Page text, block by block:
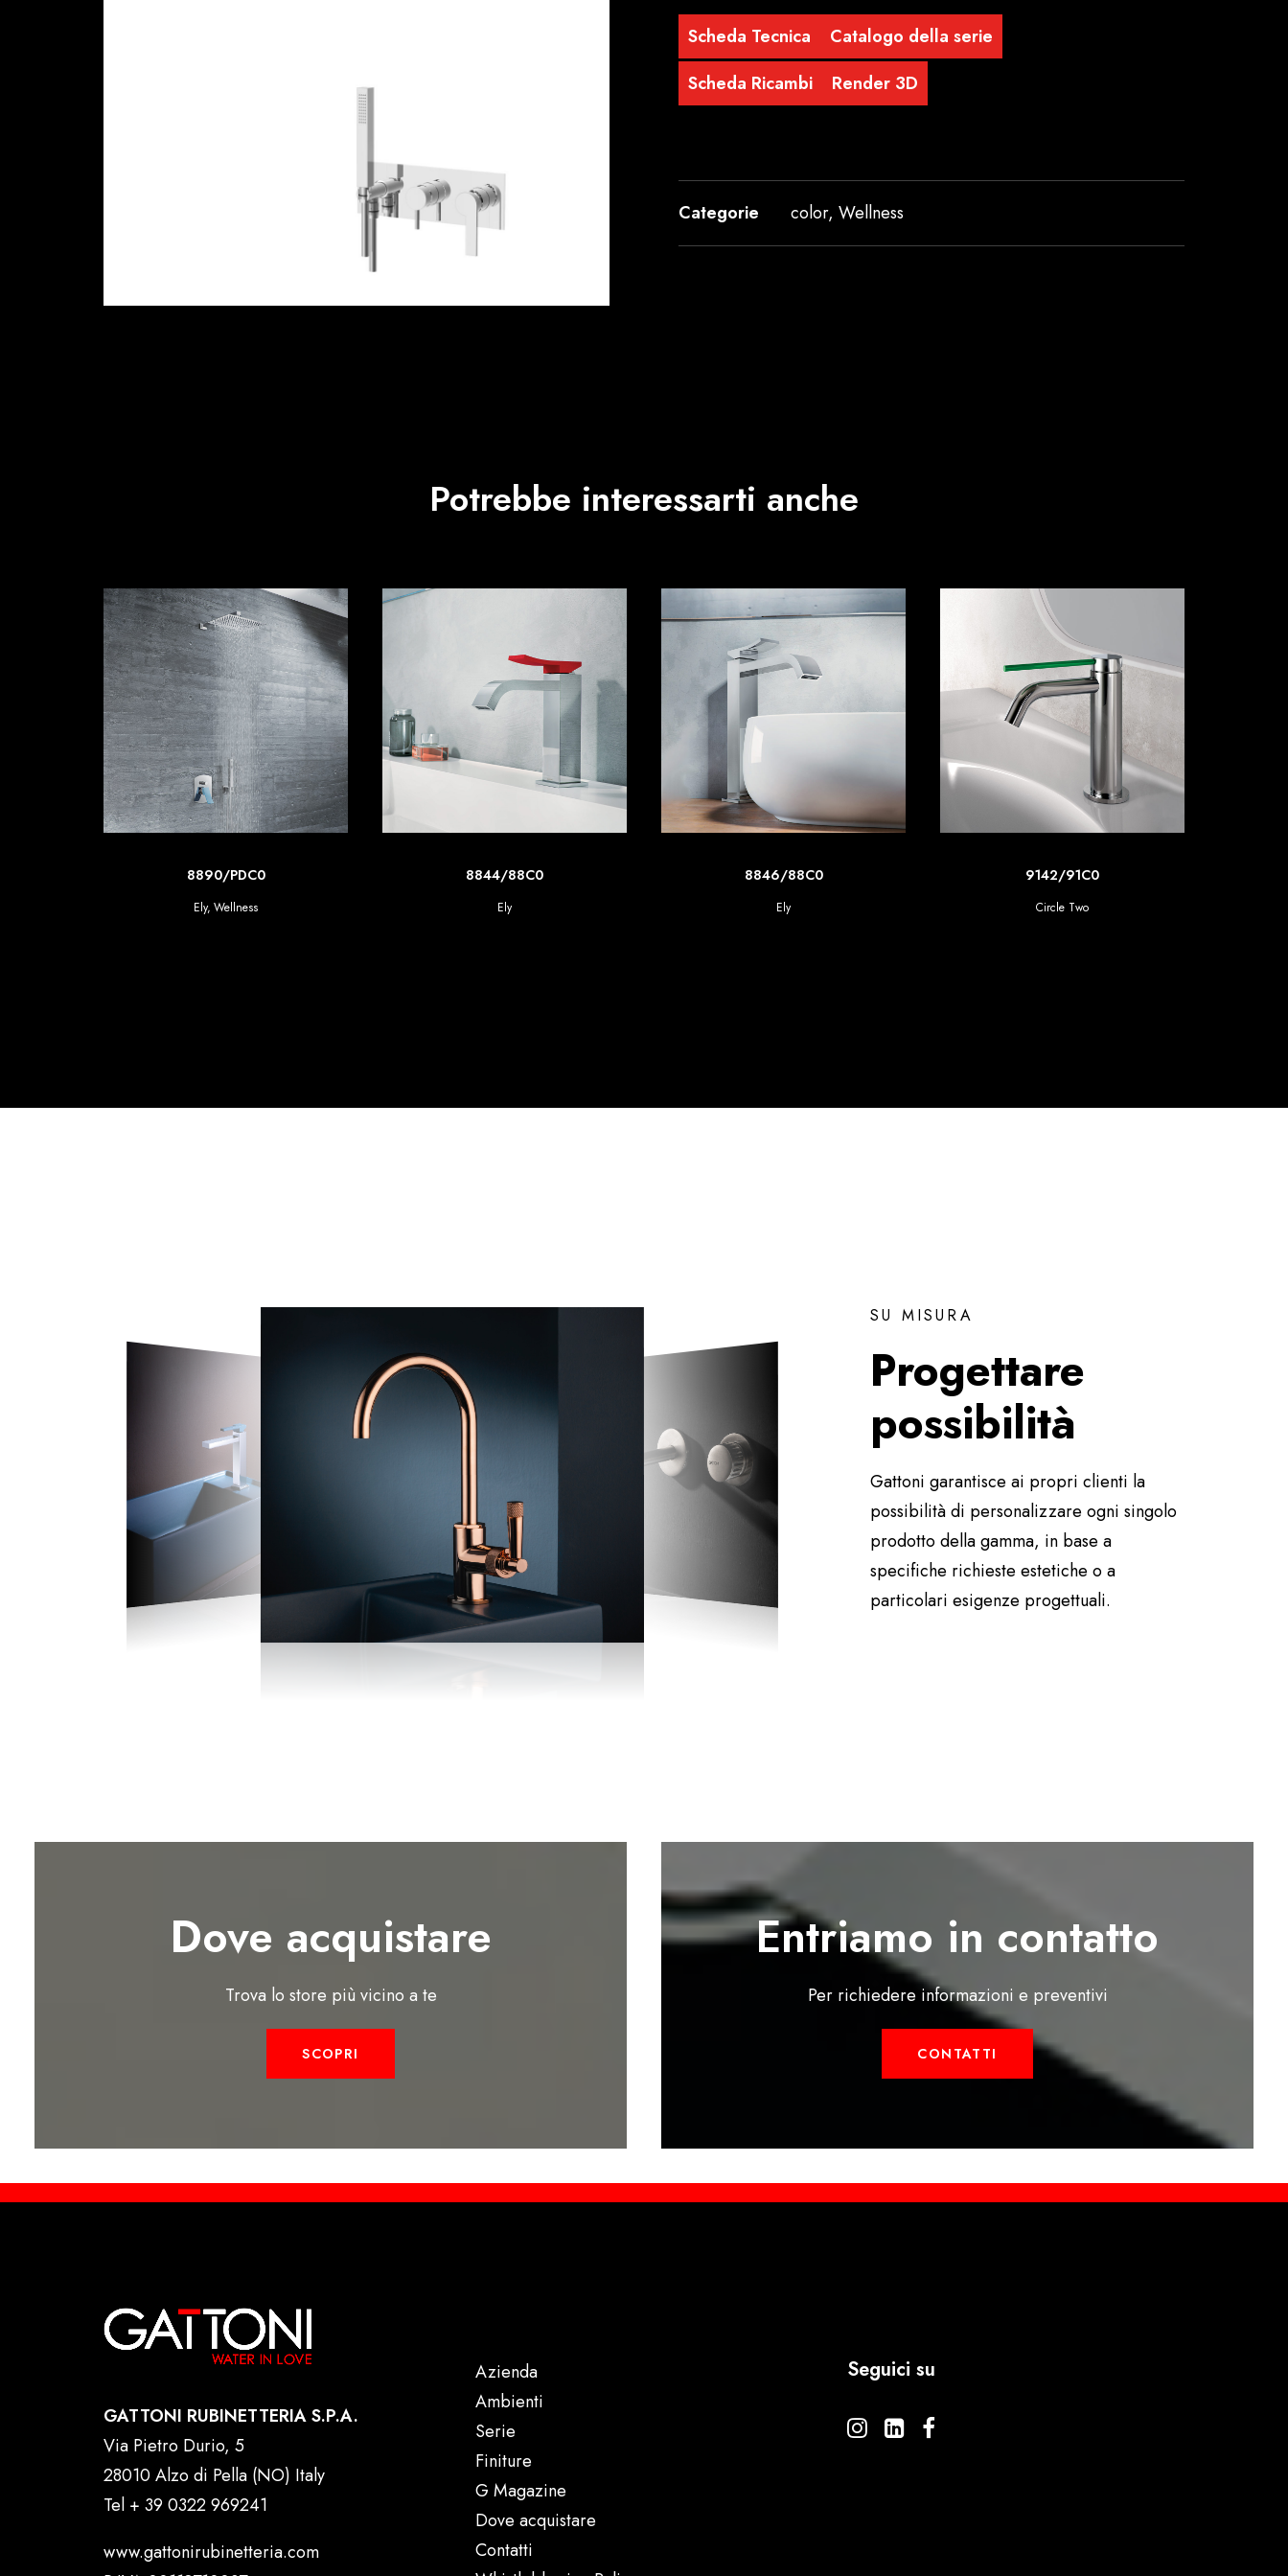
Scheda Tecnica
Catalogo della serie
Scheda Ricambi
Render 3D
Categorie color, Wellness
Potrebbe interessarti anche
SCOPRI DI PIU'
8890/PDC0
Ely, Wellness
SCOPRI DI PIU'
8844/88C0
Ely
SCOPRI DI PIU'
8846/88C0
Ely
SCOPRI DI PIU'
9142/91C0
Circle Two
SU MISURA
Progettare
possibilità
Gattoni garantisce ai propri clienti la
possibilità di personalizzare ogni singolo
prodotto della gamma, in base a
specifiche richieste estetiche o a
particolari esigenze progettuali.
Dove acquistare
Trova lo store più vicino a te
SCOPRI
Entriamo in contatto
Per richiedere informazioni e preventivi
CONTATTI
GATTONI RUBINETTERIA S.P.A.
Via Pietro Durio, 5
28010 Alzo di Pella (NO) Italy
Tel + 39 0322 969241
www.gattonirubinetteria.com
Azienda
Ambienti
Serie
Finiture
G Magazine
Dove acquistare
Contatti
Seguici su